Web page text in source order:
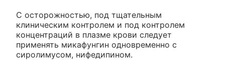
С осторожностью, под тщательным
клиническим контролем и под контролем
концентраций в плазме крови следует
применять микафунгин одновременно с
сиролимусом, нифедипином.